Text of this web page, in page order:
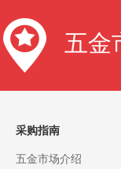
五金
采购指南
五金市场介绍